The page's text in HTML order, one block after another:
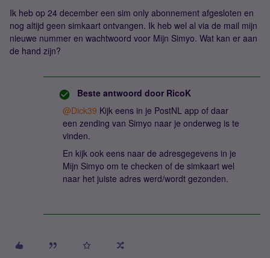
Ik heb op 24 december een sim only abonnement afgesloten en
nog altijd geen simkaart ontvangen. Ik heb wel al via de mail mijn
nieuwe nummer en wachtwoord voor Mijn Simyo. Wat kan er aan
de hand zijn?
Beste antwoord door RicoK
@Dick39 Kijk eens in je PostNL app of daar
een zending van Simyo naar je onderweg is te
vinden.
En kijk ook eens naar de adresgegevens in je
Mijn Simyo om te checken of de simkaart wel
naar het juiste adres werd/wordt gezonden.